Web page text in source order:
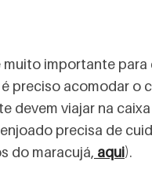
muito importante
é preciso acomodar o
devem viajar na
precisa de
do maracujá, aqui).